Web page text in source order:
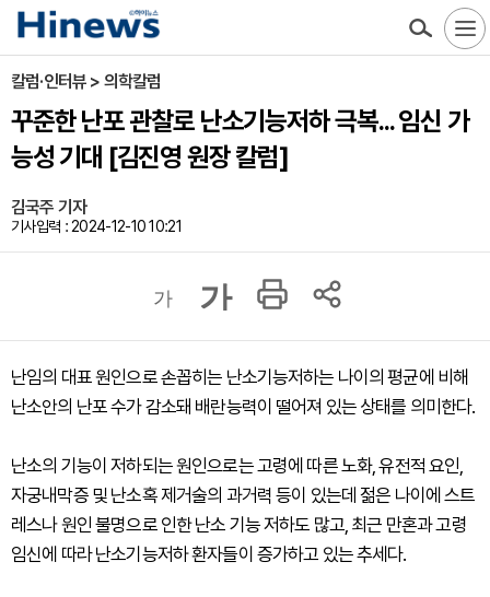
칼럼·인터뷰 > 의학칼럼
꾸준한 난포 관찰로 난소기능저하 극복... 임신 가
능성 기대 [김진영 원장 칼럼]
김국주 기자
기사입력 : 2024-12-10 10:21
가 가
난임의 대표 원인으로 손꼽히는 난소기능저하는 나이의 평균에 비해
난소안의 난포 수가 감소돼 배란능력이 떨어져 있는 상태를 의미한다.
난소의 기능이 저하되는 원인으로는 고령에 따른 노화, 유전적 요인,
자궁내막증 및 난소혹 제거술의 과거력 등이 있는데 젊은 나이에 스트
레스나 원인 불명으로 인한 난소 기능 저하도 많고, 최근 만혼과 고령
임신에 따라 난소기능저하 환자들이 증가하고 있는 추세다.